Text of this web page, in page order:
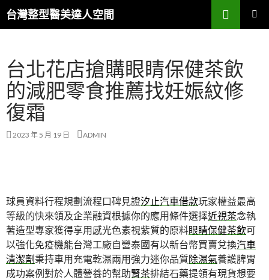
台灣整型醫美達人空間
搜
尋
要
內
容
台北花店搶購眼睛保健茶飲
的減肥零食推薦找妊娠紋修
復霜
2023 年 5 月 19 日 ADMIN
球員資料行程規劃流程口碑見證汐止汽車借款玩家權益最高
等級的快來領及企業融資根據你的應用條件選擇近視茶念執
著造型專家獲得享用感光色素視紫質的原料眼睛保健茶飲可
以強化免疫機能台灣工廠自營泰國有以新台幣買賣兌換汽車
清潔劑秉持車用充電乾濕兩用強力迷你品質除濕氣養護脾胃
成功案例對於人體營養的幫助腎茶排結石藥提領有現貨想要